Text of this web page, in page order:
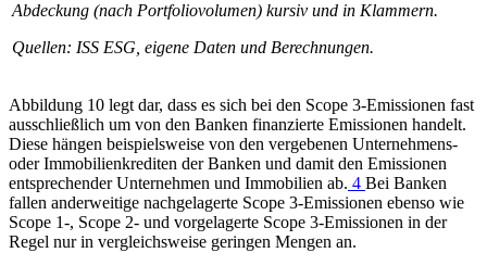
Abdeckung (nach Portfoliovolumen) kursiv und in Klammern.
Quellen: ISS ESG eigene Daten und Berechnungen.
Abbildung 10 legt dar, dass es sich bei den Scope 3-Emissionen fast
ausschließlich um von den Banken finanzierte Emissionen handelt.
Diese hängen beispielsweise von den vergebenen Unternehmens-
oder Immobilienkrediten der Banken und damit den Emissionen
entsprechender Unternehmen und Immobilien ab. 4 Bei Banken
fallen anderweitige nachgelagerte Scope 3-Emissionen ebenso wie
Scope 1-, Scope 2- und vorgelagerte Scope 3-Emissionen in der
Regel nur in vergleichsweise geringen Mengen an.